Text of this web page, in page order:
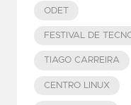
ODET
FESTIVAL DE
TIAGO CARREIRA
CENTRO LINUX